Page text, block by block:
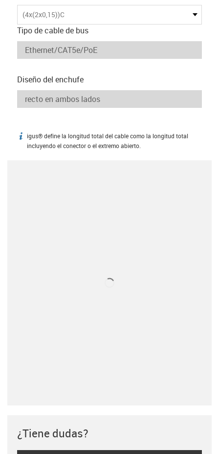
(4x(2x0,15))C
Tipo de cable de bus
Diseño del enchufe
igus-icon-info
igus® define la longitud total del cable como la longitud total
incluyendo el conector o el extremo abierto.
¿Tiene dudas?